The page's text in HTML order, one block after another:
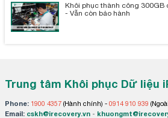
Khôi phục thành công
- Vẫn còn bảo hành
Trung tâm Khôi phục Dữ liệu
Phone: 1900 4357(Hành chính) - 0914 910 939
Email: cskh@irecovery.vn-